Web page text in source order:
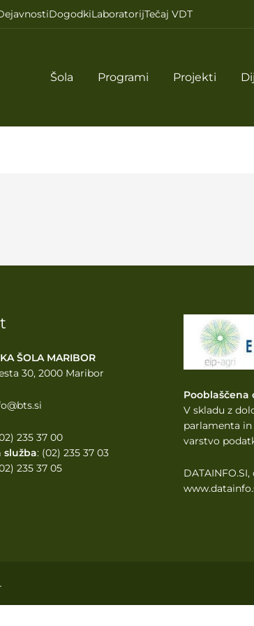
DogodkiLaboratorijTečaj VDT
Šola Programi Projekti
ŠOLA MARIBOR
30, 2000 Maribor
235 37 00
služba: (02) 235 37 03
235 37 05
Pooblaščena
V skladu z
parlamenta in
varstvo